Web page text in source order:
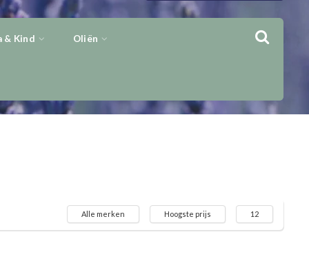
& Kind Oliën
Alle merken Hoogste prijs 12